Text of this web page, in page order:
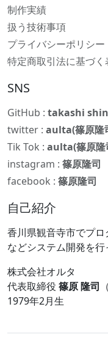
制作実績
扱う技術事項
プライバシーポリシー
特定商取引法に基づく
SNS
GitHub : takashi
twitter : aulta(篠原隆
Tik Tok : aulta(篠原隆
instagram : 篠原隆司
facebook : 篠原隆司
自己紹介
香川県観音寺市でプ
などシステム開発を行
株式会社オルタ
代表取締役 篠原 隆司
1979年2月生